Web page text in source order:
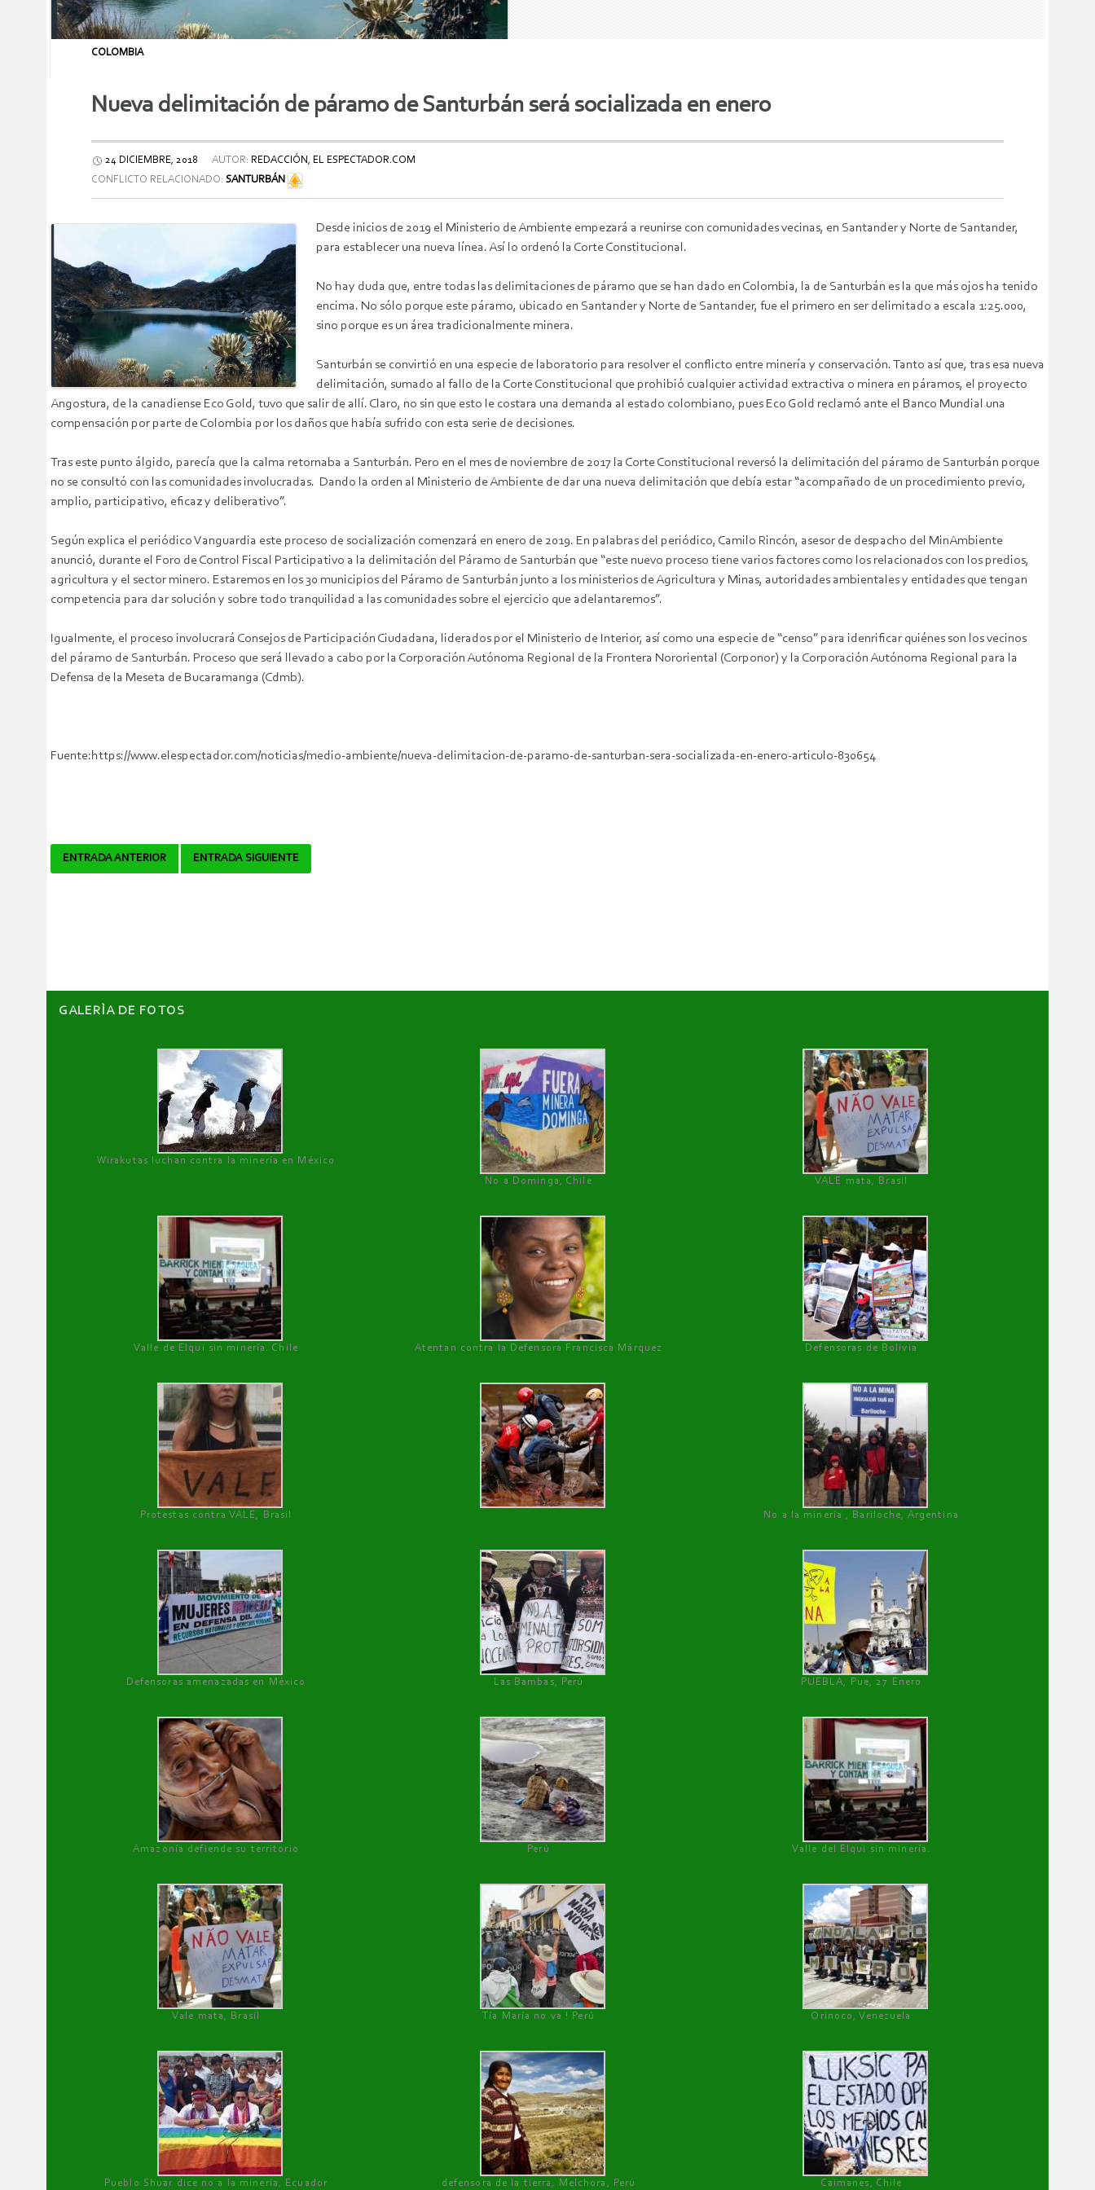
COLOMBIA
Nueva delimitación de páramo de Santurbán será socializada en enero
24 DICIEMBRE, 2018 AUTOR: REDACCIÓN, EL ESPECTADOR.COM
CONFLICTO RELACIONADO: SANTURBÁN
Desde inicios de 2019 el Ministerio de Ambiente empezará a reunirse con comunidades vecinas, en Santander y Norte de Santander,
para establecer una nueva línea. Así lo ordenó la Corte Constitucional.
No hay duda que, entre todas las delimitaciones de páramo que se han dado en Colombia, la de Santurbán es la que más ojos ha tenido
encima. No sólo porque este páramo, ubicado en Santander y Norte de Santander, fue el primero en ser delimitado a escala 1:25.000,
sino porque es un área tradicionalmente minera.
Santurbán se convirtió en una especie de laboratorio para resolver el conflicto entre minería y conservación. Tanto así que, tras esa nueva
delimitación, sumado al fallo de la Corte Constitucional que prohibió cualquier actividad extractiva o minera en páramos, el proyecto
Angostura, de la canadiense Eco Gold, tuvo que salir de allí. Claro, no sin que esto le costara una demanda al estado colombiano, pues Eco Gold reclamó ante el Banco Mundial una
compensación por parte de Colombia por los daños que había sufrido con esta serie de decisiones.
Tras este punto álgido, parecía que la calma retornaba a Santurbán. Pero en el mes de noviembre de 2017 la Corte Constitucional reversó la delimitación del páramo de Santurbán porque
no se consultó con las comunidades involucradas. Dando la orden al Ministerio de Ambiente de dar una nueva delimitación que debía estar “acompañado de un procedimiento previo,
amplio, participativo, eficaz y deliberativo”.
Según explica el periódico Vanguardia este proceso de socialización comenzará en enero de 2019. En palabras del periódico, Camilo Rincón, asesor de despacho del MinAmbiente
anunció, durante el Foro de Control Fiscal Participativo a la delimitación del Páramo de Santurbán que “este nuevo proceso tiene varios factores como los relacionados con los predios,
agricultura y el sector minero. Estaremos en los 30 municipios del Páramo de Santurbán junto a los ministerios de Agricultura y Minas, autoridades ambientales y entidades que tengan
competencia para dar solución y sobre todo tranquilidad a las comunidades sobre el ejercicio que adelantaremos”.
Igualmente, el proceso involucrará Consejos de Participación Ciudadana, liderados por el Ministerio de Interior, así como una especie de “censo” para idenrificar quiénes son los vecinos
del páramo de Santurbán. Proceso que será llevado a cabo por la Corporación Autónoma Regional de la Frontera Nororiental (Corponor) y la Corporación Autónoma Regional para la
Defensa de la Meseta de Bucaramanga (Cdmb).
Fuente:https://www.elespectador.com/noticias/medio-ambiente/nueva-delimitacion-de-paramo-de-santurban-sera-socializada-en-enero-articulo-830654
Navegador
ENTRADA ANTERIOR ENTRADA SIGUIENTE
GALERÌA DE FOTOS
Wirakutas luchan contra la minería en México
No a Dominga, Chile
VALE mata, Brasil
Valle de Elqui sin minería. Chile Atentan contra la Defensora Francisca Márquez Defensoras de Bolivia
Protestas contra VALE, Brasil No a la minería , Bariloche, Argentina
Defensoras amenazadas en México Las Bambas, Perú PUEBLA, Pue, 27 Enero
Amazonía defiende su territorio Perú Valle del Elqui sin minería.
Vale mata, Brasil Tía María no va ! Perú Orinoco, Venezuela
Pueblo Shuar dice no a la minería, Ecuador defensora de la tierra, Melchora, Perú Caimanes, Chile